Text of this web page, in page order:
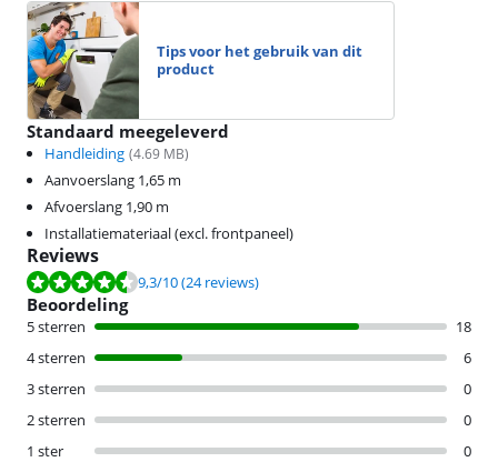
Tips voor het gebruik van dit
product
Standaard meegeleverd
Handleiding (4.69 MB)
Aanvoerslang 1,65 m
Afvoerslang 1,90 m
Installatiemateriaal (excl. frontpaneel)
Reviews
Beoordeling is 9,3 van de 10, gebaseerd op 24 reviews.
9,3/10(24 reviews)
Beoordeling
5 sterren
18
4 sterren
6
3 sterren
0
2 sterren
0
1 ster
0